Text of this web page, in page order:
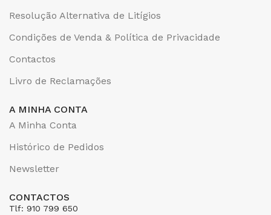
Resolução Alternativa de Litígios
Condições de Venda & Política de Privacidade
Contactos
Livro de Reclamações
A MINHA CONTA
A Minha Conta
Histórico de Pedidos
Newsletter
CONTACTOS
Tlf: 910 799 650